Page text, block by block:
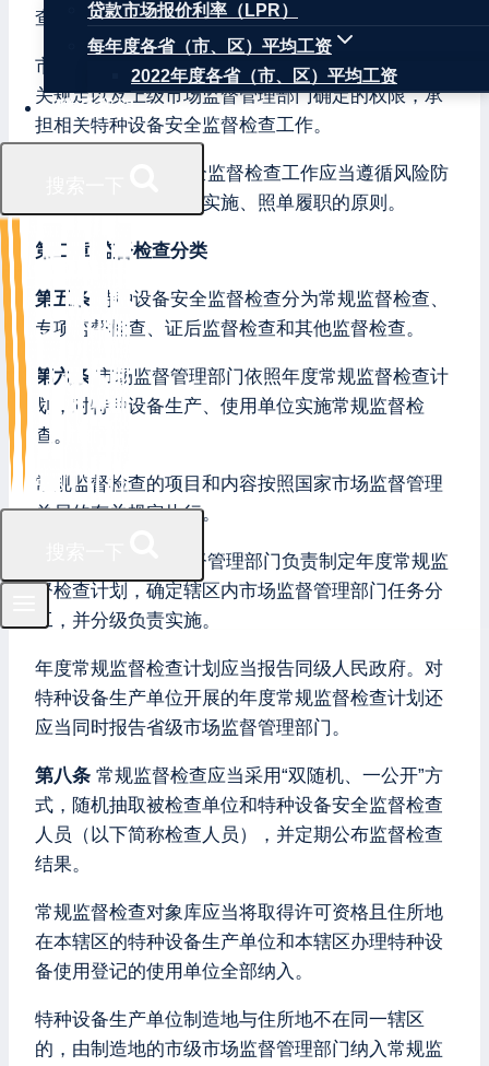
贷款市场报价利率（LPR）
每年度各省（市、区）平均工资
2022年度各省（市、区）平均工资
联系我们
查。
市场监督管理所依照市场监管法律、法规、规章有
关规定以及上级市场监督管理部门确定的权限，承
担相关特种设备安全监督检查工作。
特种设备安全监督检查工作应当遵循风险防
控、分级负责、分类实施、照单履职的原则。
第二章 监督检查分类
第五条
特种设备安全监督检查分为常规监督检查、
专项监督检查、证后监督检查和其他监督检查。
第六条 市场监督管理部门依照年度常规监督检查计
划，对特种设备生产、使用单位实施常规监督检
查。
常规监督检查的项目和内容按照国家市场监督管理
总局的有关规定执行。
市级市场监督管理部门负责制定年度常规监
督检查计划，确定辖区内市场监督管理部门任务分
工，并分级负责实施。
年度常规监督检查计划应当报告同级人民政府。对
特种设备生产单位开展的年度常规监督检查计划还
应当同时报告省级市场监督管理部门。
第八条 常规监督检查应当采用“双随机、一公开”方
式，随机抽取被检查单位和特种设备安全监督检查
人员（以下简称检查人员），并定期公布监督检查
结果。
常规监督检查对象库应当将取得许可资格且住所地
在本辖区的特种设备生产单位和本辖区办理特种设
备使用登记的使用单位全部纳入。
特种设备生产单位制造地与住所地不在同一辖区
的，由制造地的市级市场监督管理部门纳入常规监